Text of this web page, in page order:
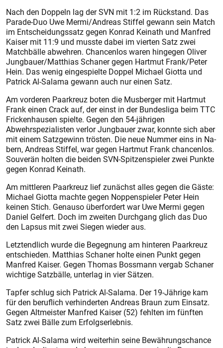
Nach den Doppeln lag der SVN mit 1:2 im Rückstand. Das
Parade-Duo Uwe Mermi/Andreas Stiffel gewann sein Match
im Entscheidungssatz gegen Konrad Keinath und Manfred
Kaiser mit 11:9 und musste dabei im vierten Satz zwei
Matchbälle abwehren. Chancenlos waren hingegen Oliver
Jungbauer/Matthias Schaner gegen Hartmut Frank/Peter
Hein. Das wenig eingespielte Doppel Michael Giotta und
Patrick Al-Salama gewann auch nur einen Satz.
Am vorderen Paarkreuz boten die Musberger mit Hartmut
Frank einen Crack auf, der einst in der Bundesliga beim TTC
Frickenhausen spielte. Gegen den 54-jährigen
Abwehrspezialisten verlor Jungbauer zwar, konnte sich aber
mit einem Satzgewinn trösten. Die neue Nummer eins in Na­
bern, Andreas Stiffel, war gegen Hartmut Frank chancenlos.
Souverän holten die beiden SVN-Spitzenspieler zwei Punkte
gegen Konrad Keinath.
Am mittleren Paarkreuz lief zunächst alles gegen die Gäste:
Michael Giotta machte gegen Noppenspieler Peter Hein
keinen Stich. Genauso überfordert war Uwe Mermi gegen
Daniel Gelfert. Doch im zweiten Durchgang glich das Duo
den Lapsus mit zwei Siegen wieder aus.
Letztendlich wurde die Begegnung am hinteren Paarkreuz
entschieden. Matthias Schaner holte einen Punkt gegen
Manfred Kaiser. Gegen Thomas Bossmann vergab Schaner
wichtige Satzbälle, unterlag in vier Sätzen.
Tapfer schlug sich Patrick Al-Salama. Der 19-Jährige kam
für den beruflich verhinderten Andreas Braun zum Einsatz.
Gegen Altmeister Manfred Kaiser (52) fehlten im fünften
Satz zwei Bälle zum Erfolgserlebnis.
Patrick Al-Salama wird weiterhin seine Bewährungschance